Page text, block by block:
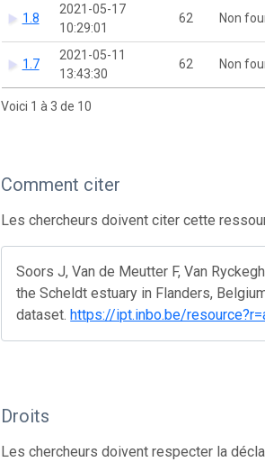
1.8
2021-05-17
10:29:01
62 Non
1.7
2021-05-11
13:43:30
62 Non
Voici 1 à 3 de 10
Comment citer
Les chercheurs doivent citer cette
Soors J, Van de Meutter F, Van
the Scheldt estuary in Flanders,
dataset. https://ipt.inbo.be/
Droits
Les chercheurs doivent respecter la